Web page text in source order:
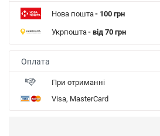
Нова пошта- 100 грн
Укрпошта- від 70 грн
Оплата
При отриманні
Visa, MasterCard